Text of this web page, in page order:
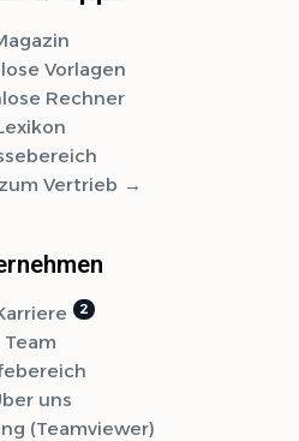
Vorlagen
Rechner
Vertrieb
Team
uns
(Teamviewer)